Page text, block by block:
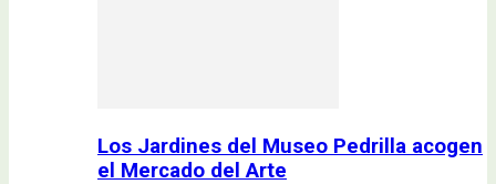
Los Jardines del Museo Pedrilla acogen
el Mercado del Arte